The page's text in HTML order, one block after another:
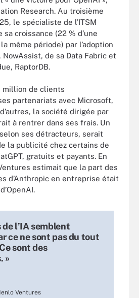
Research. Au troisième
le spécialiste de l’ITSM
croissance (22 % d’une
même période) par l’adoption
de sa Data Fabric et
RaptorDB.
million de clients
partenariats avec Microsoft,
la société dirigée par
à rentrer dans ses frais. Un
ses détracteurs, serait
la publicité chez certains de
gratuits et payants. En
estimait que la part des
d’Anthropic en entreprise était
de l’IA semblent
ce ne sont pas du tout
sont des
»
Ventures